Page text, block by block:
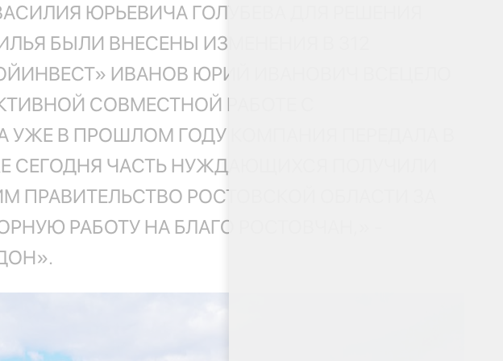
ЮРЬЕВИЧА ГОЛУБЕВА ДЛЯ РЕШЕНИЯ
БЫЛИ ВНЕСЕНЫ ИЗМЕНЕНИЯ В 312
ИВАНОВ ЮРИЙ ИВАНОВИЧ ВСЕЦЕЛО
СОВМЕСТНОЙ РАБОТЕ С
В ПРОШЛОМ ГОДУ КОМПАНИЯ ПЕРЕДАЛА В
СЕГОДНЯ ЧАСТЬ НУЖДАЮЩИХСЯ ПОЛУЧИЛИ
РОСТОВСКОЙ ОБЛАСТИ ЗА
РАБОТУ НА БЛАГО РОСТОВЧАН,» -